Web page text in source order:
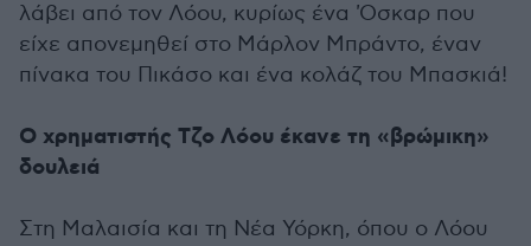
λάβει από τον Λόου, κυρίως ένα 'Οσκαρ που
είχε απονεμηθεί στο Μάρλον Μπράντο, έναν
πίνακα του Πικάσο και ένα κολάζ του Μπασκιά!
Ο χρηματιστής Τζο Λόου έκανε τη «βρώμικη»
δουλειά
Στη Μαλαισία και τη Νέα Υόρκη, όπου ο Λόου